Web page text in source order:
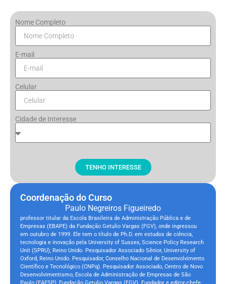
Nome Completo
E-mail
Celular
Cidade de Interesse
TENHO INTERESSE
Coordenação do Curso
Paulo Negreiros Figueiredo
professor titular da Escola Brasileira de Administração Pública e de
Empresas (EBAPE) da Fundação Getulio Vargas (FGV), onde ingressou
em outubro de 1999. Ele tem o título de Ph.D. em estudos de ciência,
tecnologia e inovação pela University of Sussex, Science Policy Research
Unit (SPRU), Reino Unido. Pesquisador Associado Sênior, University of
Oxford, Reino Unido. Pesquisador, Conselho Nacional de Desenvolvimento
Científico e Tecnológico (CNPq). Pesquisador Associado, Centro de Novo
Desenvolvimentismo, Escola de Administração de Empresas de São